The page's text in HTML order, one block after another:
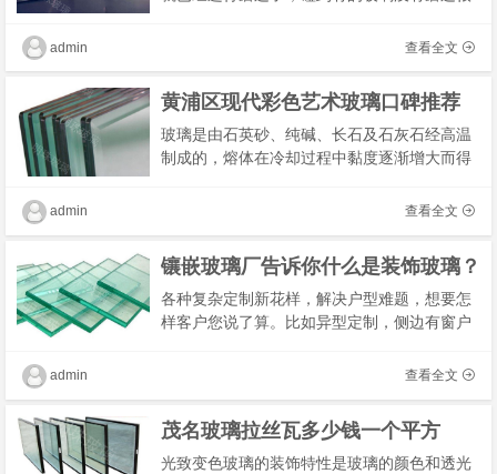
有要求对玻璃进行磨边处理。有些人就问可不
查看全文
admin
黄浦区现代彩色艺术玻璃口碑推荐
玻璃是由石英砂、纯碱、长石及石灰石经高温
制成的，熔体在冷却过程中黏度逐渐增大而得
类有石英玻璃、硅酸盐玻璃、钠钙玻璃、氟化
查看全文
admin
镶嵌玻璃厂告诉你什么是装饰玻璃？
各种复杂定制新花样，解决户型难题，想要怎
样客户您说了算。比如异型定制，侧边有窗户
题，玻璃定制，长虹玻璃、灰玻玻璃、磨砂玻
查看全文
admin
茂名玻璃拉丝瓦多少钱一个平方
光致变色玻璃的装饰特性是玻璃的颜色和透光